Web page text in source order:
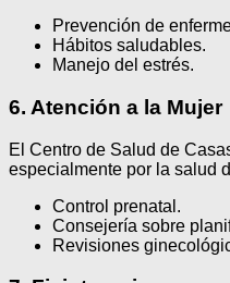
Prevención de
Hábitos saludables.
Manejo del estrés.
6. Atención a la Mujer
El Centro de Salud de
especialmente por la salud
Control prenatal.
Consejería sobre
Revisiones